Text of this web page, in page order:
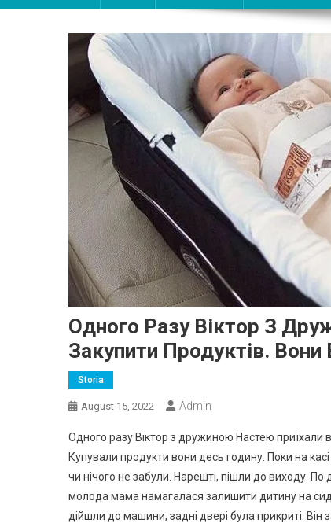
Одного Разу Віктор З
Закупити Продуктів.
Storia
August 15, 2022 Admin
Одного разу Віктор з дружиною Настею приїхали
Купували продукти вони десь годину. Поки на
чи нічого не забули. Нарешті, пішли до виходу. По
молода мама намагалася залишити дитину на
дійшли до машини, задні двері була прикриті.